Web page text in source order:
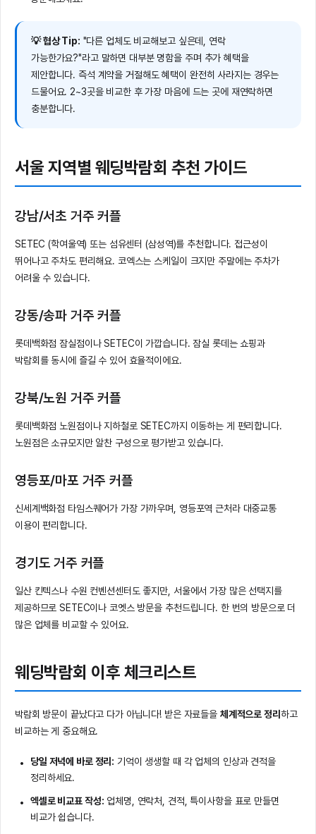
💡 협상 Tip: "다른 업체도 비교해보고 싶은데, 연락
가능한가요?"라고 말하면 대부분 명함을 주며 추가 혜택을
제안합니다. 즉석 계약을 거절해도 혜택이 완전히 사라지는 경우는
드물어요. 2~3곳을 비교한 후 가장 마음에 드는 곳에 재연락하면
충분합니다.
서울 지역별 웨딩박람회 추천 가이드
강남/서초 거주 커플
SETEC (학여울역) 또는 섬유센터 (삼성역)를 추천합니다. 접근성이
뛰어나고 주차도 편리해요. 코엑스는 스케일이 크지만 주말에는 주차가
어려울 수 있습니다.
강동/송파 거주 커플
롯데백화점 잠실점이나 SETEC이 가깝습니다. 잠실 롯데는 쇼핑과
박람회를 동시에 즐길 수 있어 효율적이에요.
강북/노원 거주 커플
롯데백화점 노원점이나 지하철로 SETEC까지 이동하는 게 편리합니다.
노원점은 소규모지만 알찬 구성으로 평가받고 있습니다.
영등포/마포 거주 커플
신세계백화점 타임스퀘어가 가장 가까우며, 영등포역 근처라 대중교통
이용이 편리합니다.
경기도 거주 커플
일산 킨텍스나 수원 컨벤션센터도 좋지만, 서울에서 가장 많은 선택지를
제공하므로 SETEC이나 코엣스 방문을 추천드립니다. 한 번의 방문으로 더
많은 업체를 비교할 수 있어요.
웨딩박람회 이후 체크리스트
박람회 방문이 끝났다고 다가 아닙니다! 받은 자료들을 체계적으로 정리하고
비교하는 게 중요해요.
당일 저녁에 바로 정리: 기억이 생생할 때 각 업체의 인상과 견적을
정리하세요.
엑셀로 비교표 작성: 업체명, 연락처, 견적, 특이사항을 표로 만들면
비교가 쉽습니다.